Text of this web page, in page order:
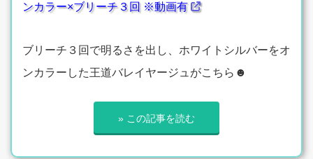
ンカラー×ブリーチ３回 ※動画有
ブリーチ３回で明るさを出し、ホワイトシルバーをオ
ンカラーした王道バレイヤージュがこちら☻
» この記事を読む